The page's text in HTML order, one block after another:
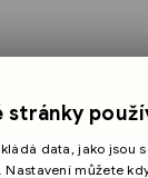
stránky
data, jako
Nastavení můžete